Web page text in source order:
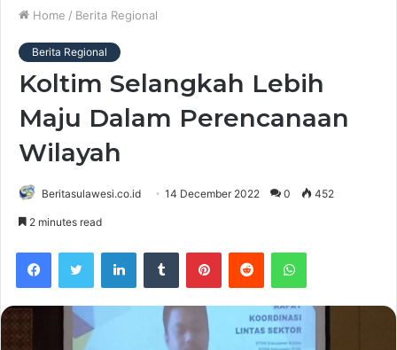
Home / Berita Regional
Berita Regional
Koltim Selangkah Lebih
Maju Dalam Perencanaan
Wilayah
Beritasulawesi.co.id 14 December 2022 0 452
2 minutes read